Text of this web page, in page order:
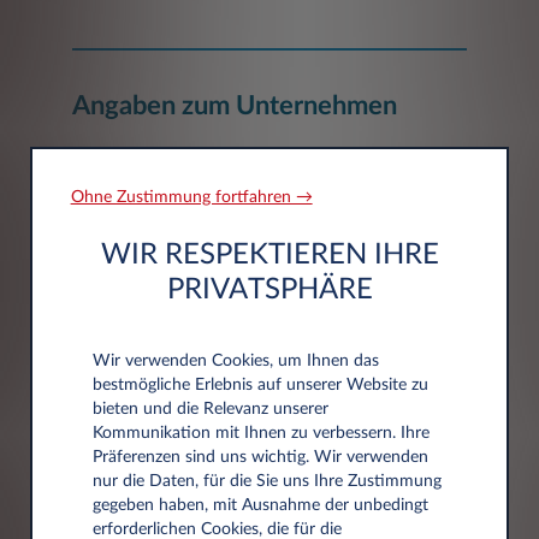
Angaben zum Unternehmen
Adressdaten
Postleitzahl*
Ohne Zustimmung fortfahren →
WIR RESPEKTIEREN IHRE
PRIVATSPHÄRE
Wir verwenden Cookies, um Ihnen das
bestmögliche Erlebnis auf unserer Website zu
bieten und die Relevanz unserer
Kommunikation mit Ihnen zu verbessern. Ihre
Präferenzen sind uns wichtig. Wir verwenden
nur die Daten, für die Sie uns Ihre Zustimmung
gegeben haben, mit Ausnahme der unbedingt
erforderlichen Cookies, die für die